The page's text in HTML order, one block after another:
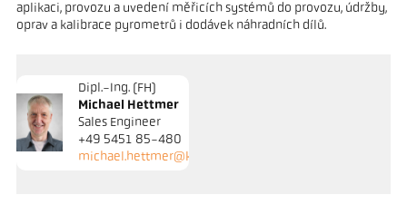
aplikaci, provozu a uvedení měřicích systémů do provozu, údržby,
oprav a kalibrace pyrometrů i dodávek náhradních dílů.
Dipl.-Ing. (FH)
Michael Hettmer
Sales Engineer
+49 5451 85-480
michael.hettmer@keller.de